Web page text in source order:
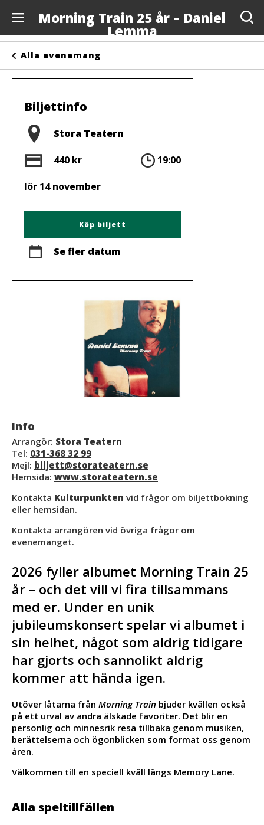
Morning Train 25 år – Daniel
Lemma
Anslagstavlan
Arrangörer
Kontakta oss
Om oss
Alla evenemang
Biljettinfo
Plats
Stora Teatern
Pris
440 kr Tid
19:00
lör 14 november
Köp biljett
Se fler datum
Info
Arrangör: Stora Teatern
Tel: 031-368 32 99
Mejl: biljett@storateatern.se
Hemsida: www.storateatern.se
Kontakta Kulturpunkten vid frågor om biljettbokning
eller hemsidan.
Kontakta arrangören vid övriga frågor om
evenemanget.
2026 fyller albumet Morning Train 25
år – och det vill vi fira tillsammans
med er. Under en unik
jubileumskonsert spelar vi albumet i
sin helhet, något som aldrig tidigare
har gjorts och sannolikt aldrig
kommer att hända igen.
Utöver låtarna från Morning Train bjuder kvällen också
på ett urval av andra älskade favoriter. Det blir en
personlig och minnesrik resa tillbaka genom musiken,
berättelserna och ögonblicken som format oss genom
åren.
Välkommen till en speciell kväll längs Memory Lane.
Alla speltillfällen